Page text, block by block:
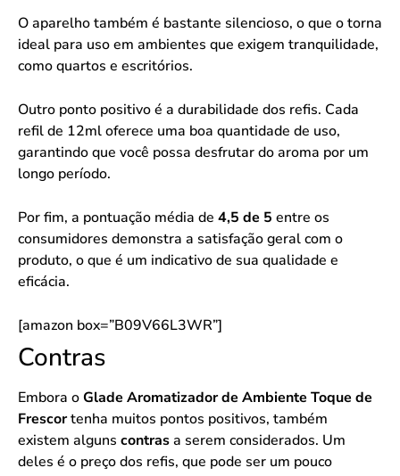
O aparelho também é bastante silencioso, o que o torna
ideal para uso em ambientes que exigem tranquilidade,
como quartos e escritórios.
Outro ponto positivo é a durabilidade dos refis. Cada
refil de 12ml oferece uma boa quantidade de uso,
garantindo que você possa desfrutar do aroma por um
longo período.
Por fim, a pontuação média de 4,5 de 5 entre os
consumidores demonstra a satisfação geral com o
produto, o que é um indicativo de sua qualidade e
eficácia.
[amazon box=”B09V66L3WR”]
Contras
Embora oGlade Aromatizador de Ambiente Toque de
Frescortenha muitos pontos positivos, também
existem alguns contrasa serem considerados. Um
deles é o preço dos refis, que pode ser um pouco